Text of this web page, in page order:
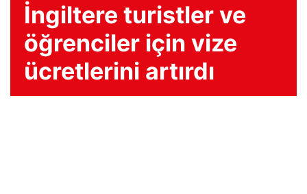
İngiltere turistler ve
öğrenciler için vize
ücretlerini artırdı